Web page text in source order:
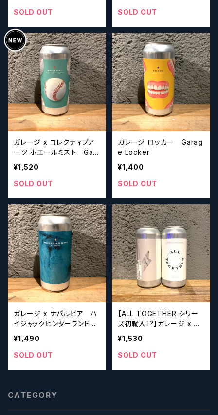
SOLD OUT
SOLD OUT
ガレージ x コレクティブア
ーツ ホエールミスト Gara
ge x Collective Arts W
HALE MIST
¥1,520
SOLD OUT
ガレージ ロッカー Garag
e Locker
¥1,400
SOLD OUT
ガレージ x ナパルビア ハ
イジャックヒンターランド
Garage x Naparbier HI
JACK HINTERLAND
¥1,490
SOLD OUT
【ALL TOGETHER シリー
ズ初輸入！?】ガレージ x ア
ザーハーフ オールトゥギャ
ザー Garage x Other H
alf ALL TOGETHER
¥1,530
SOLD OUT
CATEGORY